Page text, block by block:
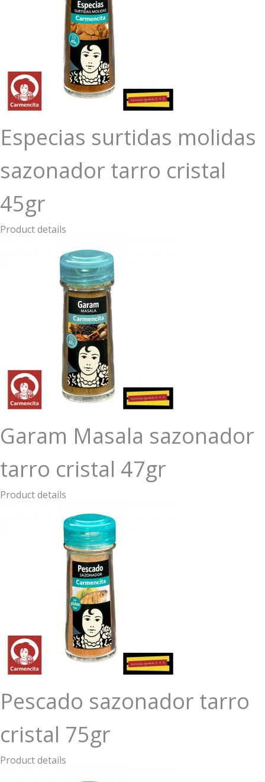
Especias surtidas molidas
sazonador tarro cristal
45gr
Product details
Garam Masala sazonador
tarro cristal 47gr
Product details
Pescado sazonador tarro
cristal 75gr
Product details